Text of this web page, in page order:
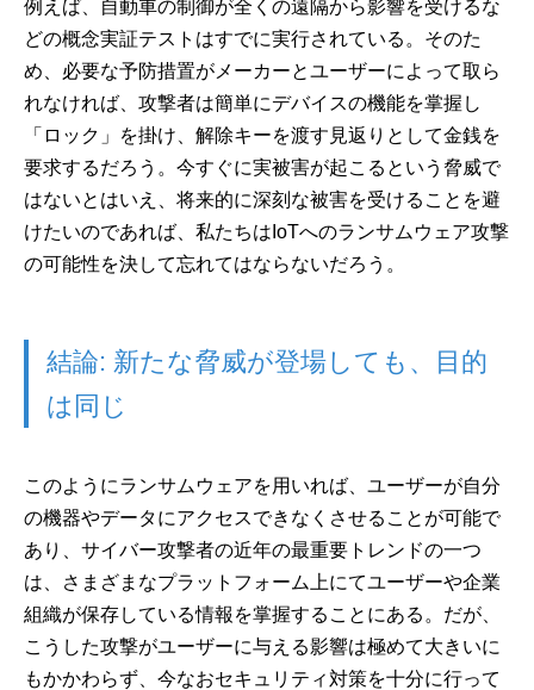
例えば、自動車の制御が全くの遠隔から影響を受けるな
どの概念実証テストはすでに実行されている。そのた
め、必要な予防措置がメーカーとユーザーによって取ら
れなければ、攻撃者は簡単にデバイスの機能を掌握し
「ロック」を掛け、解除キーを渡す見返りとして金銭を
要求するだろう。今すぐに実被害が起こるという脅威で
はないとはいえ、将来的に深刻な被害を受けることを避
けたいのであれば、私たちはIoTへのランサムウェア攻撃
の可能性を決して忘れてはならないだろう。
結論: 新たな脅威が登場しても、目的
は同じ
このようにランサムウェアを用いれば、ユーザーが自分
の機器やデータにアクセスできなくさせることが可能で
あり、サイバー攻撃者の近年の最重要トレンドの一つ
は、さまざまなプラットフォーム上にてユーザーや企業
組織が保存している情報を掌握することにある。だが、
こうした攻撃がユーザーに与える影響は極めて大きいに
もかかわらず、今なおセキュリティ対策を十分に行って